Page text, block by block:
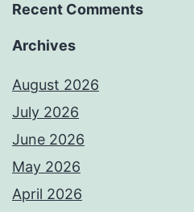
Recent Comments
Archives
August 2026
July 2026
June 2026
May 2026
April 2026